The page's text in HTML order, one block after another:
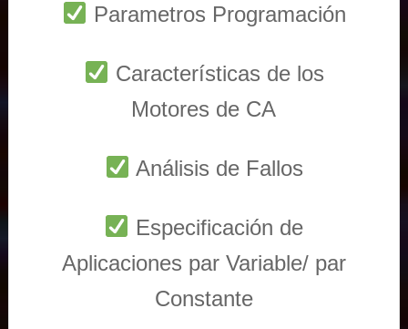
Parametros Programación
Características de los
Motores de CA
Análisis de Fallos
Especificación de
Aplicaciones par Variable/ par
Constante